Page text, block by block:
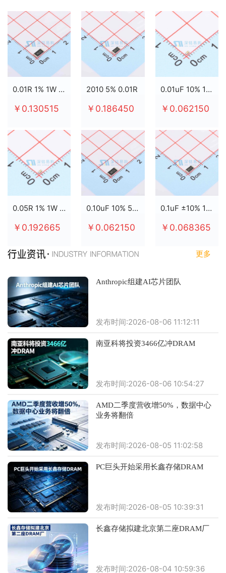
0.01R 1% 1W 2512
￥0.130515
2010 5% 0.01R
￥0.186450
0.01uF 10% 100V X7R 0603
￥0.062150
0.05R 1% 1W 2512
￥0.192665
0.10uF 10% 50V X7R 0805
￥0.062150
0.1uF ±10% 100V X7R 0805
￥0.068365
更多
Anthropic组建AI芯片团队
发布时间:2026-08-06 11:12:11
南亚科将投资3466亿冲DRAM
发布时间:2026-08-06 10:54:27
AMD二季度营收增50%，数据中心
业务将翻倍
发布时间:2026-08-05 11:02:58
PC巨头开始采用长鑫存储DRAM
发布时间:2026-08-05 10:39:31
长鑫存储拟建北京第二座DRAM厂
发布时间:2026-08-04 10:59:36